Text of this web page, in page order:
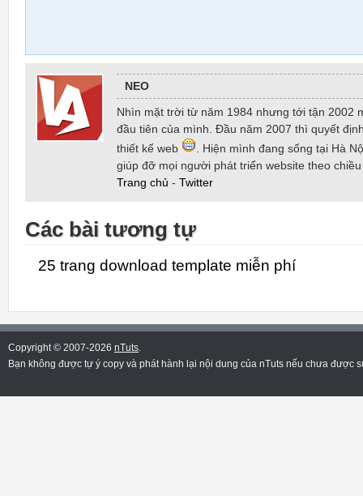
NEO
Nhìn mặt trời từ năm 1984 nhưng tới tận 2002
đầu tiên của mình. Đầu năm 2007 thì quyết
thiết kế web
. Hiện mình đang sống tại Hà
giúp đỡ mọi người phát triển website theo
Trang chủ - Twitter
Các bài tương tự
25 trang download template miễn phí
Copyright © 2007-2026 nTuts.
Bạn không được tự ý copy và phát hành lại nội dung của nTuts nếu chưa được